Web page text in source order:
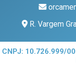
R. Vargem
CNPJ: 10.726.999/